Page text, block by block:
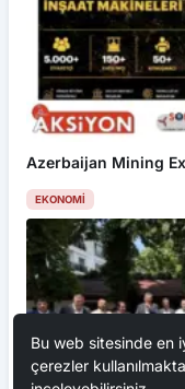
Azerbaijan Mining
EKONOMI
Bu web sitesinde en
çerezler